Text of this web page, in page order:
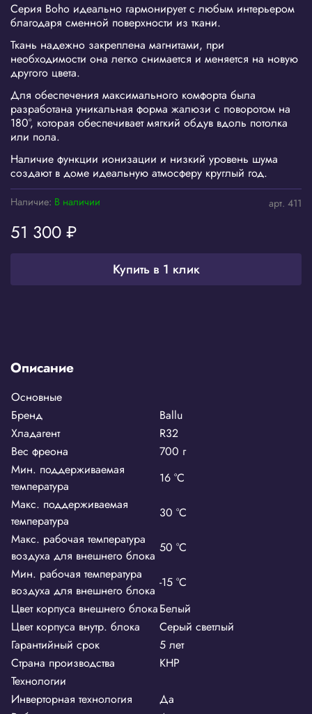
арт. 411
Наличие: В наличии
51 300 ₽
Купить в 1 клик
Серия Boho идеально гармонирует с любым интерьером
благодаря сменной поверхности из ткани.
Ткань надежно закреплена магнитами, при
необходимости она легко снимается и меняется на новую
другого цвета.
Для обеспечения максимального комфорта была
разработана уникальная форма жалюзи с поворотом на
180°, которая обеспечивает мягкий обдув вдоль потолка
или пола.
Наличие функции ионизации и низкий уровень шума
создают в доме идеальную атмосферу круглый год.
Описание
Основные
Бренд
Ballu
Хладагент
R32
Вес фреона
700 г
Мин. поддерживаемая
температура
16 °С
Макс. поддерживаемая
температура
30 °С
Макс. рабочая температура
воздуха для внешнего блока
50 °С
Мин. рабочая температура
воздуха для внешнего блока
-15 °С
Цвет корпуса внешнего блокаБелый
Цвет корпуса внутр. блока
Серый светлый
Гарантийный срок
5 лет
Страна производства
КНР
Технологии
Инверторная технология
Да